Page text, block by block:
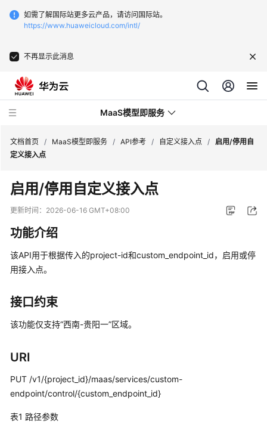
如需了解国际站更多云产品，请访问国际站。
https://www.huaweicloud.com/intl/
不再显示此消息
MaaS模型即服务
新
动
务
公
品
绍
计
费
明
文档首页 / MaaS模型即服务 / API参考 / 自定义接入点 / 启用/停用自
定义接入点
启用/停用自定义接入点
更新时间： 2026-06-16 GMT+08:00
功能介绍
该API用于根据传入的project-id和custom_endpoint_id，启用或停
用接入点。
接口约束
该功能仅支持“西南-贵阳一”区域。
URI
PUT /v1/{project_id}/maas/services/custom-
endpoint/control/{custom_endpoint_id}
表1 路径参数